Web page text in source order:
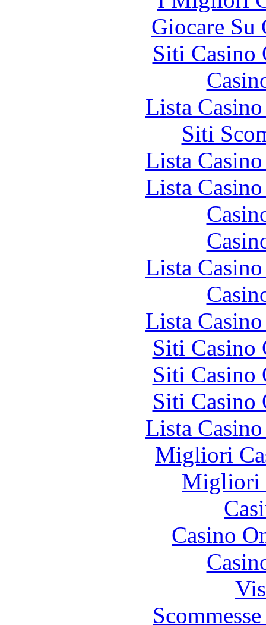
Giocare Su
Siti Casino
Lista
Siti
Lista
Lista
Lista
Lista
Siti Casino
Siti Casino
Siti Casino
Lista
Migliori
Migliori
Casino